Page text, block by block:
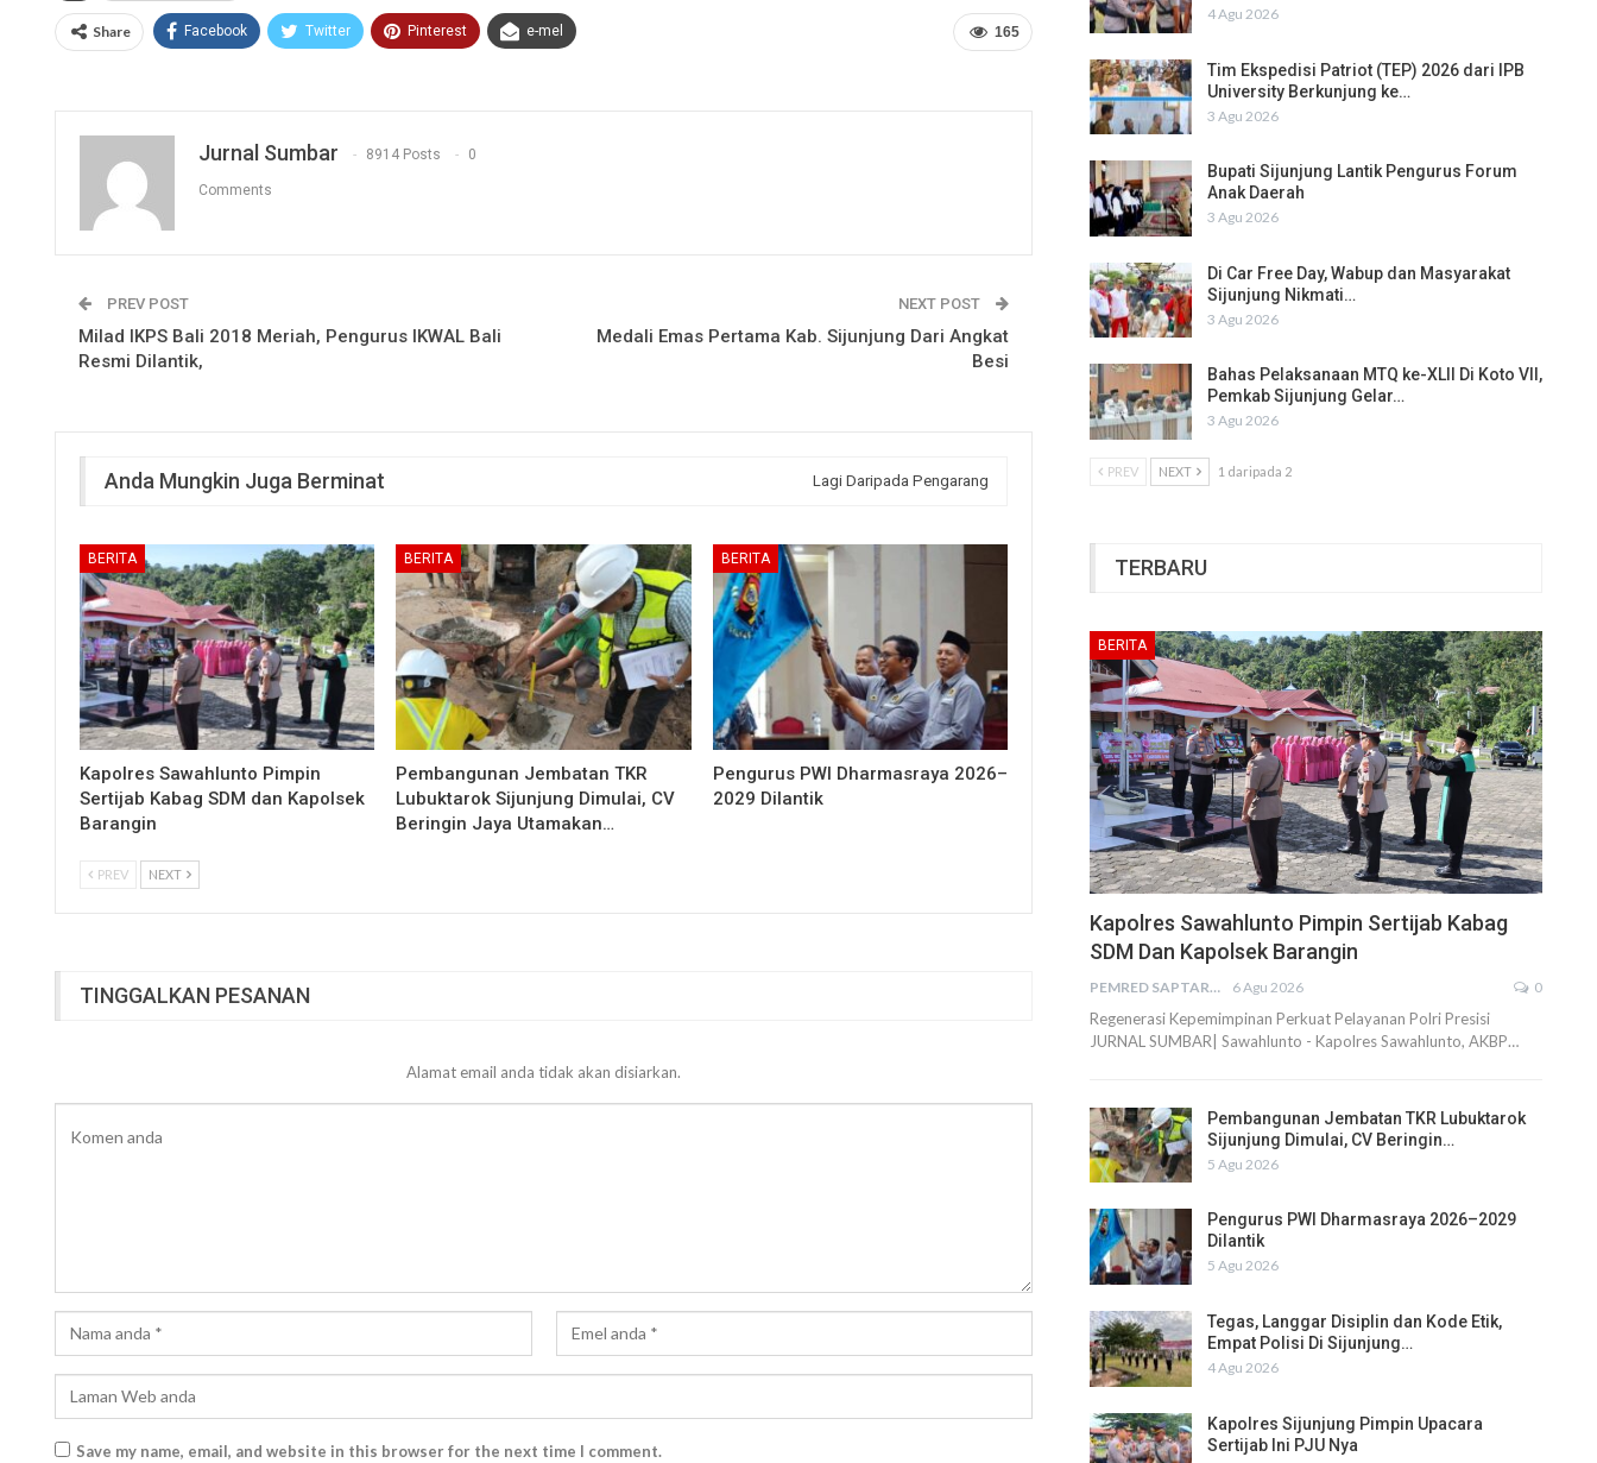
165
Share Facebook Twitter Pinterest e-mel
Jurnal Sumbar 8914 Posts 0
Comments
PREV POST
Milad IKPS Bali 2018 Meriah, Pengurus IKWAL Bali
Resmi Dilantik,
NEXT POST
Medali Emas Pertama Kab. Sijunjung Dari Angkat
Besi
Anda Mungkin Juga Berminat Lagi Daripada Pengarang
BERITA
Kapolres Sawahlunto Pimpin
Sertijab Kabag SDM dan Kapolsek
Barangin
BERITA
Pembangunan Jembatan TKR
Lubuktarok Sijunjung Dimulai, CV
Beringin Jaya Utamakan…
BERITA
Pengurus PWI Dharmasraya 2026–
2029 Dilantik
PREV NEXT
TINGGALKAN PESANAN
Alamat email anda tidak akan disiarkan.
Save my name, email, and website in this browser for the next time I comment.
4 Agu 2026
Tim Ekspedisi Patriot (TEP) 2026 dari IPB
University Berkunjung ke…
3 Agu 2026
Bupati Sijunjung Lantik Pengurus Forum
Anak Daerah
3 Agu 2026
Di Car Free Day, Wabup dan Masyarakat
Sijunjung Nikmati…
3 Agu 2026
Bahas Pelaksanaan MTQ ke-XLII Di Koto VII,
Pemkab Sijunjung Gelar…
3 Agu 2026
PREV NEXT 1 daripada 2
TERBARU
BERITA
Kapolres Sawahlunto Pimpin Sertijab Kabag
SDM Dan Kapolsek Barangin
PEMRED SAPTARIUS 6 Agu 2026 0
Regenerasi Kepemimpinan Perkuat Pelayanan Polri Presisi
JURNAL SUMBAR| Sawahlunto - Kapolres Sawahlunto, AKBP…
Pembangunan Jembatan TKR Lubuktarok
Sijunjung Dimulai, CV Beringin…
5 Agu 2026
Pengurus PWI Dharmasraya 2026–2029
Dilantik
5 Agu 2026
Tegas, Langgar Disiplin dan Kode Etik,
Empat Polisi Di Sijunjung…
4 Agu 2026
Kapolres Sijunjung Pimpin Upacara
Sertijab Ini PJU Nya